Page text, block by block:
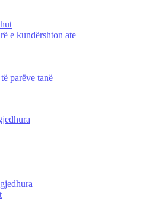
e kundërshton ate
parëve tanë